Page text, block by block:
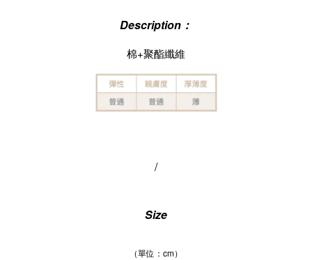
Description：
棉+聚酯纖維
/
Size
（單位：cm）